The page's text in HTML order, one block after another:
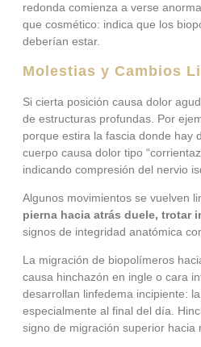
redonda comienza a verse
que cosmético: indica que los
deberían estar.
Molestias y Cambios
Si cierta posición causa dolor
de estructuras profundas. Por
porque estira la fascia donde hay
cuerpo causa dolor tipo
indicando compresión del nervio
Algunos movimientos se vuelven
pierna hacia atrás duele, trotar
signos de integridad anatómica
La migración de biopolímeros
causa hinchazón en ingle o cara
desarrollan linfedema incipiente:
especialmente al final del día.
signo de migración superior hacia